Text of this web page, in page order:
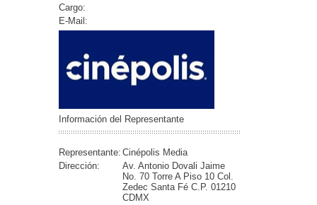
Cargo:
E-Mail:
Información del Representante
Representante: Cinépolis Media
Dirección:
Av. Antonio Dovali Jaime
No. 70 Torre A Piso 10 Col.
Zedec Santa Fé C.P. 01210
CDMX